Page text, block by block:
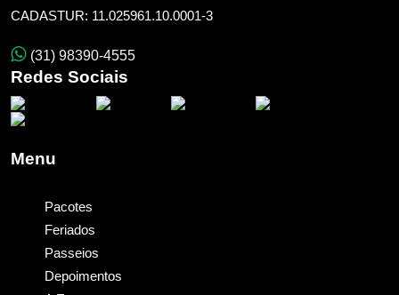
CADASTUR: 11.025961.10.0001-3
(31) 98390-4555
Redes Sociais
Menu
Pacotes
Feriados
Passeios
Depoimentos